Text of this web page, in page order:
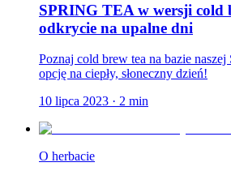
SPRING TEA w wersji cold
odkrycie na upalne dni
Poznaj cold brew tea na bazie
opcję na ciepły, słoneczny dzień!
10 lipca 2023 · 2 min
O herbacie